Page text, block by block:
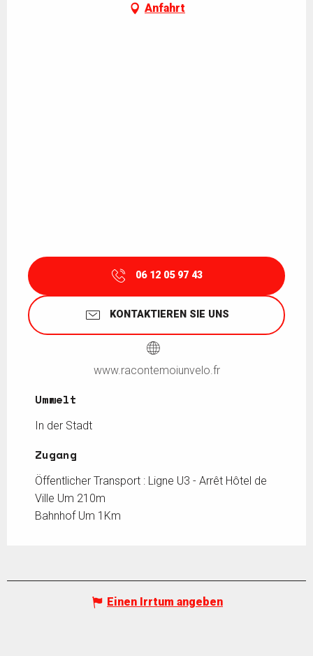
Anfahrt
06 12 05 97 43
KONTAKTIEREN SIE UNS
www.racontemoiunvelo.fr
Umwelt
Umwelt
In der Stadt
Zugang
Zugang
Öffentlicher Transport : Ligne U3 - Arrêt Hôtel de
Ville Um 210m
Bahnhof Um 1Km
Einen Irrtum angeben